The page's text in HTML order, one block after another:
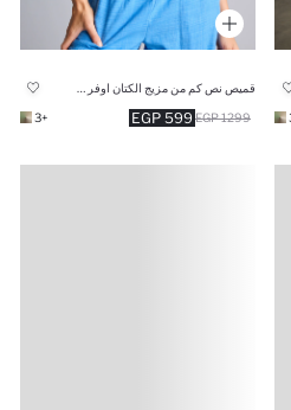
قميص نص كم من مزيج الكتان اوفر سايز
599 EGP 1299 EGP
+3